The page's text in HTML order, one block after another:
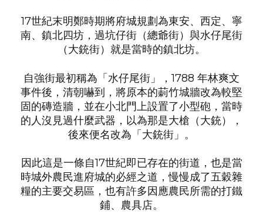
17世紀末明鄭時期將府城規劃為東安、西定、寧
南、鎮北四坊，過坑仔街（總爺街）與水仔尾街
（大銃街）就是當時的鎮北坊。
自強街最初稱為「水仔尾街」，1788 年林爽文
事件後，清朝嚇到，將原本的莿竹城牆改為較堅
固的磚造牆，並在小北門上設置了小型砲，當時
的人沒見過什麼武器，以為那是大槍（大銃），
後來便名改為「大銃街」。
因此這是一條自17世紀即已存在的街道，也是當
時城外農民進府城的必經之道，慢慢成了五穀雜
糧的主要交易區，也有許多因應農民所需的打鐵
鋪、農具店。